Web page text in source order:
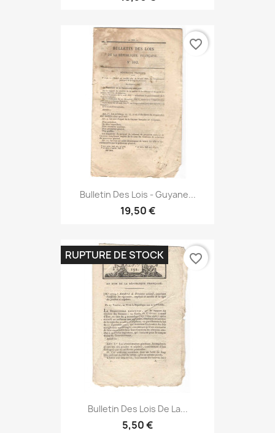
Bulletin Des Lois - Guyane...
19,50 €
favorite_border
Bulletin Des Lois De La...
5,50 €
RUPTURE DE STOCK favorite_border